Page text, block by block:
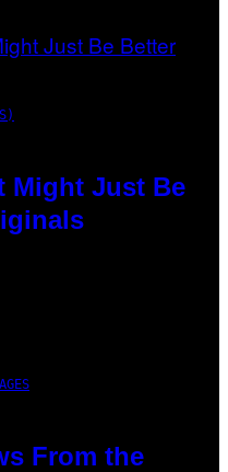
Might Just Be
From the